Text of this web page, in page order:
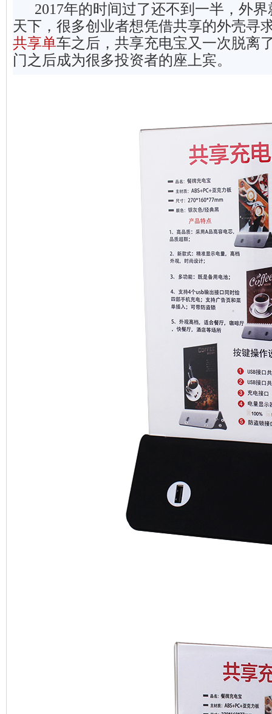
2017年的时间过了还不到一半，外界
天下，很多创业者想凭借共享的外壳寻
共享单车之后，共享充电宝又一次脱离
门之后成为很多投资者的座上宾。